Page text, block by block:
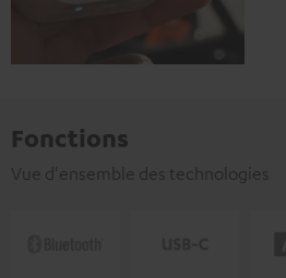
Fonctions
Vue d'ensemble des technologies